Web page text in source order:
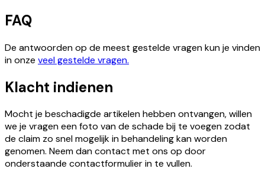
FAQ
De antwoorden op de meest gestelde vragen kun je vinden
in onze veel gestelde vragen.
Klacht indienen
Mocht je beschadigde artikelen hebben ontvangen, willen
we je vragen een foto van de schade bij te voegen zodat
de claim zo snel mogelijk in behandeling kan worden
genomen. Neem dan contact met ons op door
onderstaande contactformulier in te vullen.